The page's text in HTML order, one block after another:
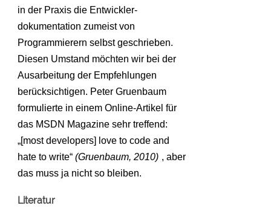
in der Praxis die Entwickler-
dokumentation zumeist von
Programmierern selbst geschrieben.
Diesen Umstand möchten wir bei der
Ausarbeitung der Empfehlungen
berücksichtigen. Peter Gruenbaum
formulierte in einem Online-Artikel für
das MSDN Magazine sehr treffend:
„[most developers] love to code and
hate to write“ (Gruenbaum, 2010) , aber
das muss ja nicht so bleiben.
Literatur